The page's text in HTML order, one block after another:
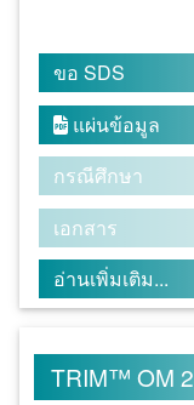
ขอ SDS
 แผ่นข้อมูล
กรณีศึกษา
เอกสาร
อ่านเพิ่มเติม...
TRIM™ OM